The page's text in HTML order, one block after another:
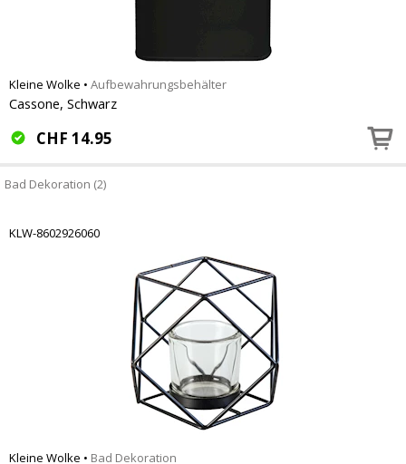
Kleine Wolke • Aufbewahrungsbehälter
Cassone, Schwarz
CHF 14.95
Bad Dekoration (2)
KLW-8602926060
Kleine Wolke • Bad Dekoration